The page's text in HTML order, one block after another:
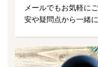
メールでもお気軽に
安や疑問点から一緒